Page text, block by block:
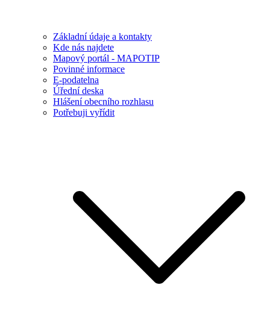
Základní údaje a kontakty
Kde nás najdete
Mapový portál - MAPOTIP
Povinné informace
E-podatelna
Úřední deska
Hlášení obecního rozhlasu
Potřebuji vyřídit